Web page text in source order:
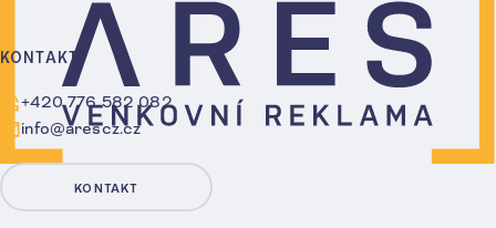
KONTAKT
+420 776 582 082
info@arescz.cz
KONTAKT